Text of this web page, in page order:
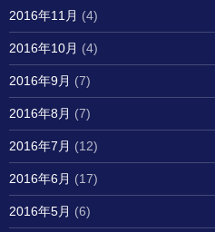
2016年11月 (4)
2016年10月 (4)
2016年9月 (7)
2016年8月 (7)
2016年7月 (12)
2016年6月 (17)
2016年5月 (6)